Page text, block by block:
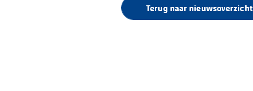
Terug naar nieuwsoverzicht